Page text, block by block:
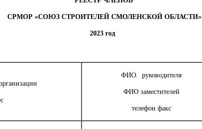
СРМОР «СОЮЗ СТРОИТЕЛЕЙ СМОЛЕНСКОЙ ОБЛАСТИ»
2023 год
ФИО. руководителя
ФИО заместителей
телефон факс